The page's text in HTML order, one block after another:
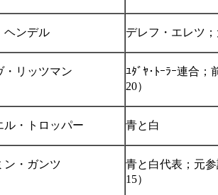
ヘンデル デレフ・エレツ；
・リッツマン
ﾕﾀﾞﾔ･ﾄｰﾗｰ連合；
20）
ル・トロッパー 青と白
ン・ガンツ
青と白代表；元
15）